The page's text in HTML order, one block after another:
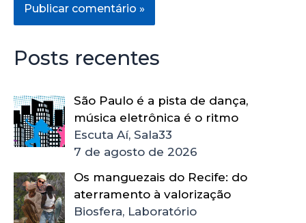
Posts recentes
São Paulo é a pista de dança,
música eletrônica é o ritmo
Escuta Aí, Sala33
7 de agosto de 2026
Os manguezais do Recife: do
aterramento à valorização
Biosfera, Laboratório